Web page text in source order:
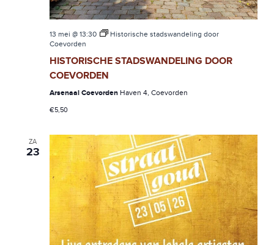
A
V
I
T
I
E
13 mei @ 13:30
Historische stadswandeling door
Coevorden
HISTORISCHE STADSWANDELING DOOR
COEVORDEN
Arsenaal Coevorden Haven 4, Coevorden
€5,50
ZA
23